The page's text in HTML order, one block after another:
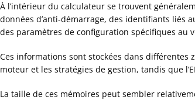
À l’intérieur du calculateur se trouvent
données d’anti-démarrage, des identifiants liés
des paramètres de configuration spécifiques au
Ces informations sont stockées dans
moteur et les stratégies de gestion, tandis que
La taille de ces mémoires peut sembler